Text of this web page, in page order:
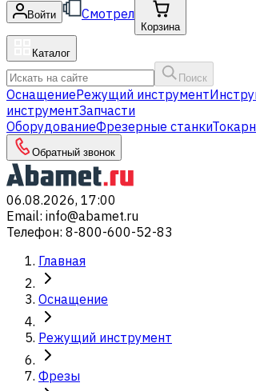
Войти Смотрел
Корзина
Каталог
Поиск
ОснащениеРежущий инструмент
инструментЗапчасти
ОборудованиеФрезерные станки
Обратный звонок
06.08.2026, 17:00
Email: info@abamet.ru
Телефон: 8-800-600-52-83
Главная
Оснащение
Режущий инструмент
Фрезы